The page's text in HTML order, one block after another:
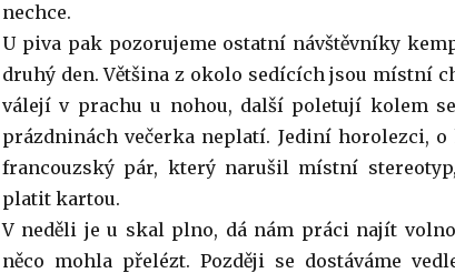
nechce.
U piva pak pozorujeme ostatní návštěvníky
druhý den. Většina z okolo sedících jsou místní
válejí v prachu u nohou, další poletují kolem
prázdninách večerka neplatí. Jediní horolezci,
francouzský pár, který narušil místní
platit kartou.
V neděli je u skal plno, dá nám práci najít
něco mohla přelézt. Později se dostáváme